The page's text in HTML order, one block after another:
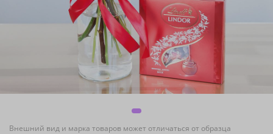
Внешний вид и марка товаров может отличаться от образца